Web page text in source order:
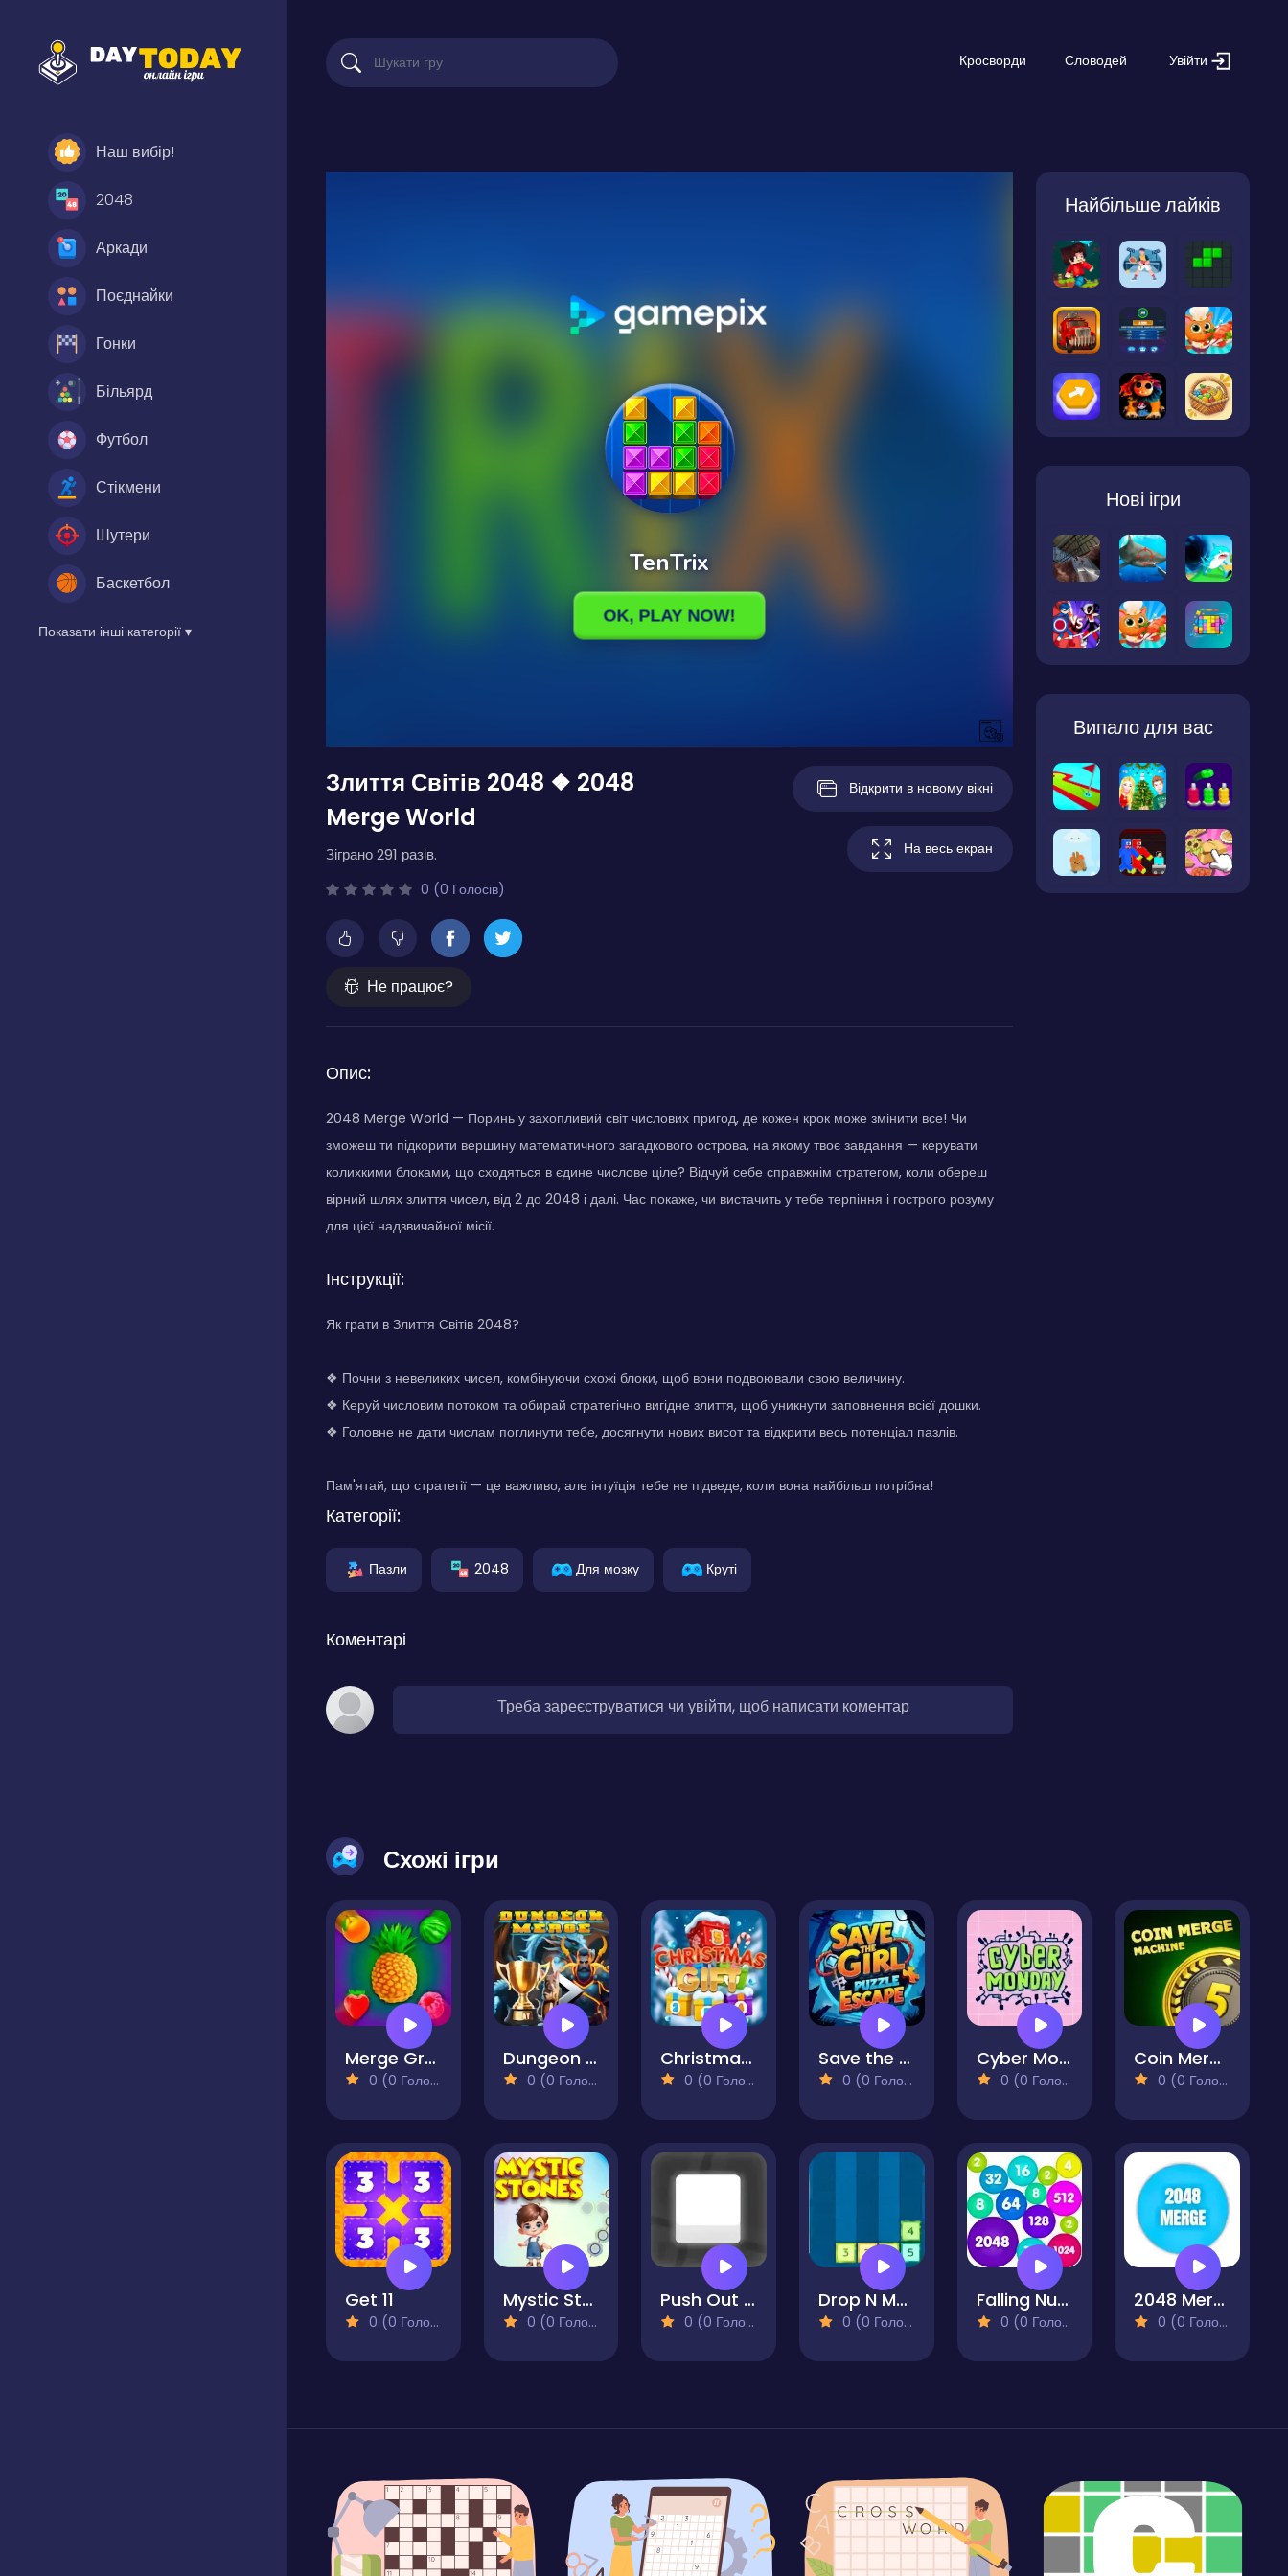
Наш вибір!
2048
Аркади
Поєднайки
Гонки
Більярд
Футбол
Стікмени
Шутери
Баскетбол
Показати інші категорії ▾
Кросворди Словодей Увійти
Злиття Світів 2048 ❖ 2048
Merge World
Зіграно 291 разів.
0 (0 Голосів)
Не працює?
Відкрити в новому вікні
На весь екран
Опис:
2048 Merge World — Поринь у захопливий світ числових пригод, де кожен крок може змінити все! Чи
зможеш ти підкорити вершину математичного загадкового острова, на якому твоє завдання — керувати
колихкими блоками, що сходяться в єдине числове ціле? Відчуй себе справжнім стратегом, коли обереш
вірний шлях злиття чисел, від 2 до 2048 і далі. Час покаже, чи вистачить у тебе терпіння і гострого розуму
для цієї надзвичайної місії.
Інструкції:
Як грати в Злиття Світів 2048?
❖ Почни з невеликих чисел, комбінуючи схожі блоки, щоб вони подвоювали свою величину.
❖ Керуй числовим потоком та обирай стратегічно вигідне злиття, щоб уникнути заповнення всієї дошки.
❖ Головне не дати числам поглинути тебе, досягнути нових висот та відкрити весь потенціал пазлів.
Пам'ятай, що стратегії — це важливо, але інтуїція тебе не підведе, коли вона найбільш потрібна!
Категорії:
Пазли 2048 Для мозку Круті
Коментарі
Треба зареєструватися чи увійти, щоб написати коментар
Найбільше лайків
Нові ігри
Випало для вас
Схожі ігри
Merge Gravity Fruits
0 (0 Голосів)
Dungeon Merge
0 (0 Голосів)
Christmas Gift
0 (0 Голосів)
Save the Girl Puzzle Escape
0 (0 Голосів)
Cyber Monday
0 (0 Голосів)
Coin Merge Machine
0 (0 Голосів)
Get 11
0 (0 Голосів)
Mystic Stones
0 (0 Голосів)
Push Out - Puzzle Adventure
0 (0 Голосів)
Drop N Merge
0 (0 Голосів)
Falling Numbers - 2048 puzzle
0 (0 Голосів)
2048 Merge
0 (0 Голосів)